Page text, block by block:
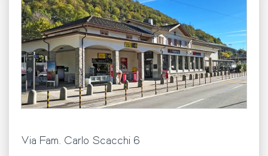
Via Fam. Carlo Scacchi 6